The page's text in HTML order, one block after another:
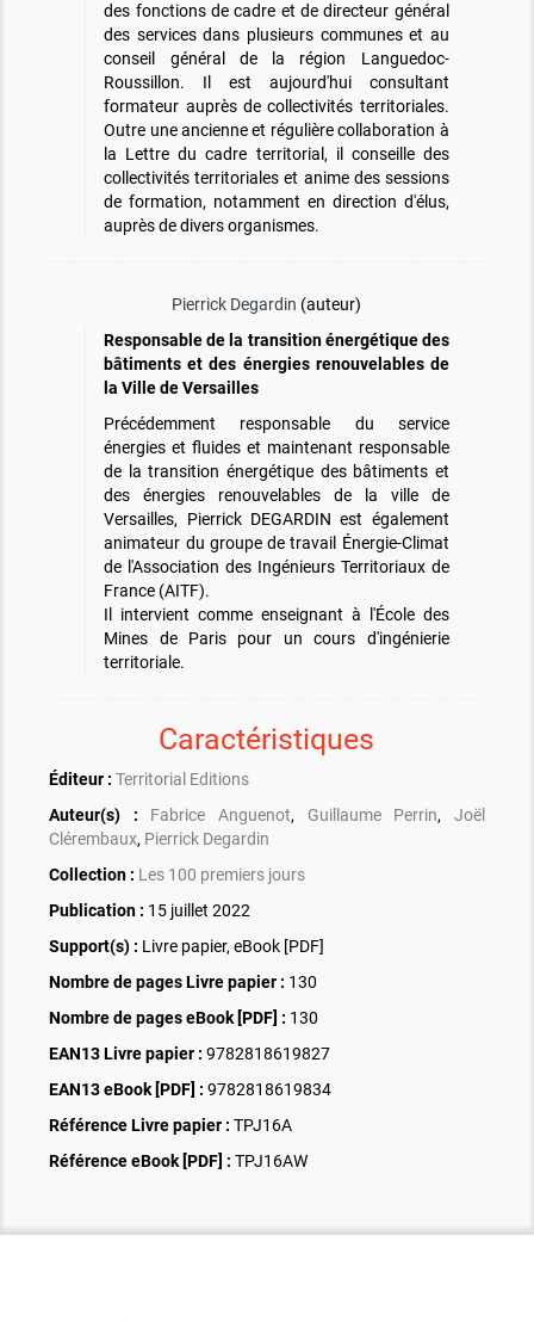
des fonctions de cadre et de directeur général
des services dans plusieurs communes et au
conseil général de la région Languedoc-
Roussillon. Il est aujourd'hui consultant
formateur auprès de collectivités territoriales.
Outre une ancienne et régulière collaboration à
la Lettre du cadre territorial, il conseille des
collectivités territoriales et anime des sessions
de formation, notamment en direction d'élus,
auprès de divers organismes.
Pierrick Degardin (auteur)
Responsable de la transition énergétique des
bâtiments et des énergies renouvelables de
la Ville de Versailles
Précédemment responsable du service
énergies et fluides et maintenant responsable
de la transition énergétique des bâtiments et
des énergies renouvelables de la ville de
Versailles, Pierrick DEGARDIN est également
animateur du groupe de travail Énergie-Climat
de l'Association des Ingénieurs Territoriaux de
France (AITF).
Il intervient comme enseignant à l'École des
Mines de Paris pour un cours d'ingénierie
territoriale.
Caractéristiques
Éditeur : Territorial Editions
Auteur(s) :
Fabrice Anguenot, Guillaume Perrin, Joël
Clérembaux, Pierrick Degardin
Collection : Les 100 premiers jours
Publication : 15 juillet 2022
Support(s) : Livre papier, eBook [PDF]
Nombre de pages Livre papier : 130
Nombre de pages eBook [PDF] : 130
EAN13 Livre papier : 9782818619827
EAN13 eBook [PDF] : 9782818619834
Référence Livre papier : TPJ16A
Référence eBook [PDF] : TPJ16AW